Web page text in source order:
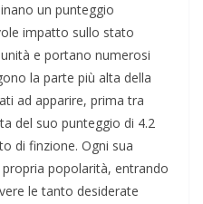
un punteggio
impatto sullo stato
e portano numerosi
la parte più alta della
ad apparire, prima tra
del suo punteggio di 4.2
di finzione. Ogni sua
popolarità, entrando
le tanto desiderate